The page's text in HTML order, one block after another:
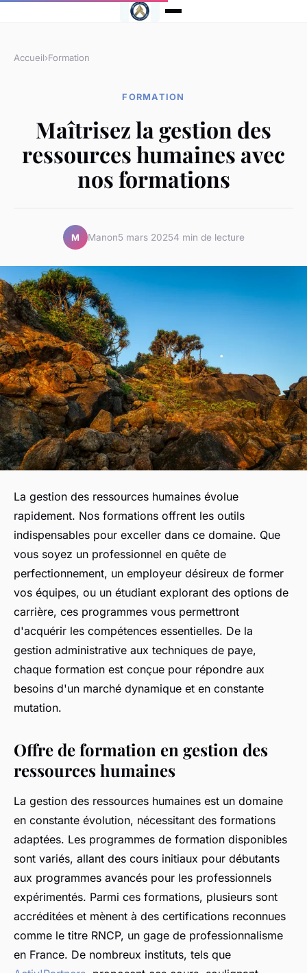
Accueil›Formation
FORMATION
Maîtrisez la gestion des
ressources humaines avec
nos formations
M Manon5 mars 20254 min de lecture
La gestion des ressources humaines évolue
rapidement. Nos formations offrent les outils
indispensables pour exceller dans ce domaine. Que
vous soyez un professionnel en quête de
perfectionnement, un employeur désireux de former
vos équipes, ou un étudiant explorant des options de
carrière, ces programmes vous permettront
d'acquérir les compétences essentielles. De la
gestion administrative aux techniques de paye,
chaque formation est conçue pour répondre aux
besoins d'un marché dynamique et en constante
mutation.
Offre de formation en gestion des
ressources humaines
La gestion des ressources humaines est un domaine
en constante évolution, nécessitant des formations
adaptées. Les programmes de formation disponibles
sont variés, allant des cours initiaux pour débutants
aux programmes avancés pour les professionnels
expérimentés. Parmi ces formations, plusieurs sont
accréditées et mènent à des certifications reconnues
comme le titre RNCP, un gage de professionnalisme
en France. De nombreux instituts, tels que